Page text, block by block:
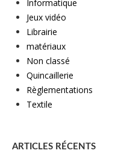
Informatique
Jeux vidéo
Librairie
matériaux
Non classé
Quincaillerie
Règlementations
Textile
ARTICLES RÉCENTS